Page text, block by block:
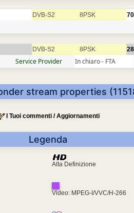
DVB-S2 8PSK
DVB-S2 8PSK
Service Provider In chiaro - FTA
stream properties
I Tuoi commenti / Aggiornamenti
Legenda
Alta Definizione
Video: MPEG-I/VVC/H-266